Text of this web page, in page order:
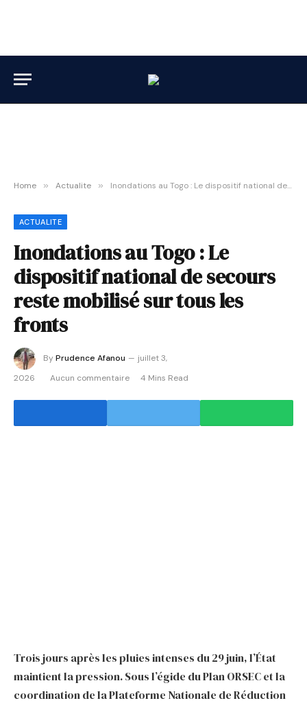
Home » Actualite » Inondations au Togo : Le dispositif national de secours reste mobilisé sur tous les fronts
ACTUALITE
Inondations au Togo : Le
dispositif national de secours
reste mobilisé sur tous les
fronts
ByPrudence Afanou
juillet 3,
2026
Aucun commentaire 4 Mins Read
Trois jours après les pluies intenses du 29 juin, l’État
maintient la pression. Sous l’égide du Plan ORSEC et la
coordination de la Plateforme Nationale de Réduction